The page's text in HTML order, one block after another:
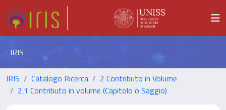
IRIS
IRIS Catalogo Ricerca
2 Contributo in Volume
2.1 Contributo in volume (Capitolo o Saggio)